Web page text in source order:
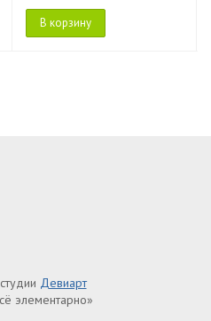
В корзину
Девиарт
элементарно»